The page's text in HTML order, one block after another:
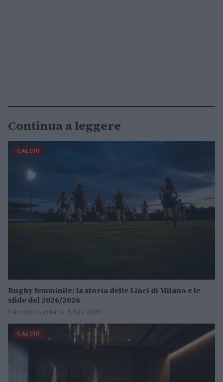
Continua a leggere
CALCIO
Rugby femminile: la storia delle Linci di Milano e le
sfide del 2026/2026
Francesca Lombardi · 6 Ago 2026
CALCIO